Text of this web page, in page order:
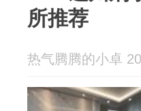
所推荐
热气腾腾的小卓